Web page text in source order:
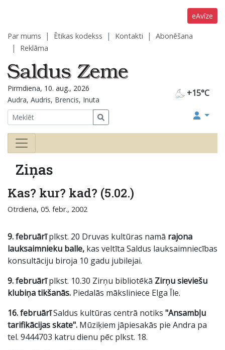
eAvīze
Par mums Ētikas kodekss Kontakti
Abonēšana
Reklāma
+15°C
Pirmdiena, 10. aug., 2026
Audra, Audris, Brencis, Inuta
Ziņas
Kas? kur? kad? (5.02.)
Otrdiena, 05. febr., 2002
9. februārīplkst. 20 Druvas kultūras namā rajona
lauksaimnieku balle, kas veltīta Saldus lauksaimniecības
konsultāciju biroja 10 gadu jubilejai.
9. februārīplkst. 10.30 Zirņu bibliotēkā Zirņu sieviešu
klubiņa tikšanās. Piedalās māksliniece Elga Īle.
16. februārīSaldus kultūras centrā notiks "Ansambļu
tarifikācijas skate". Mūziķiem jāpiesakās pie Andra pa
tel. 9444703 katru dienu pēc plkst. 18.